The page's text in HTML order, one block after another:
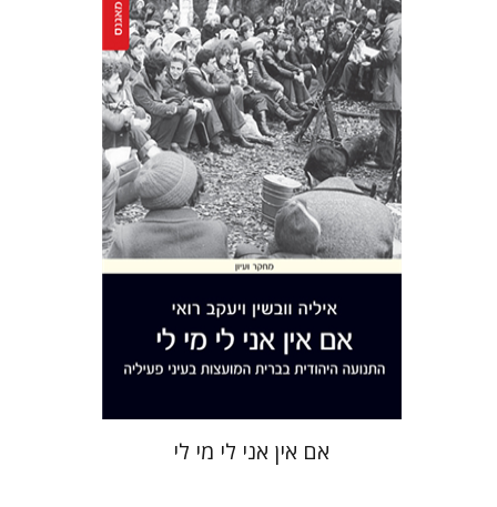
יעקב רואי איליה וובשין
הנחת אתר ספר מודפס
$46
$41
אם אין אני לי מי לי